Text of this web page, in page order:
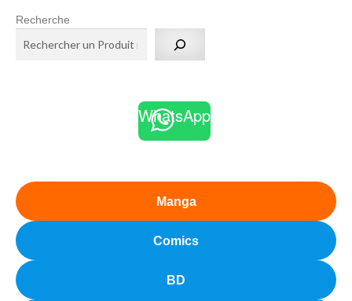
Recherche
WhatsApp
Manga
Comics
BD